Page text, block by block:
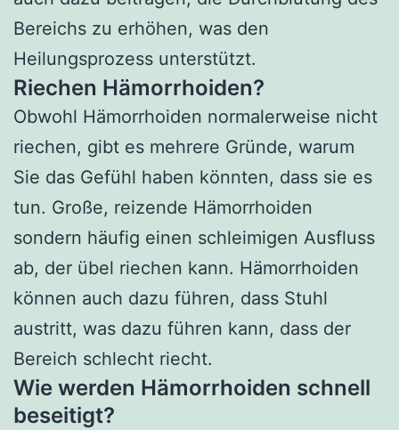
Bereichs zu erhöhen, was den
Heilungsprozess unterstützt.
Riechen Hämorrhoiden?
Obwohl Hämorrhoiden normalerweise nicht
riechen, gibt es mehrere Gründe, warum
Sie das Gefühl haben könnten, dass sie es
tun. Große, reizende Hämorrhoiden
sondern häufig einen schleimigen Ausfluss
ab, der übel riechen kann. Hämorrhoiden
können auch dazu führen, dass Stuhl
austritt, was dazu führen kann, dass der
Bereich schlecht riecht.
Wie werden Hämorrhoiden schnell
beseitigt?